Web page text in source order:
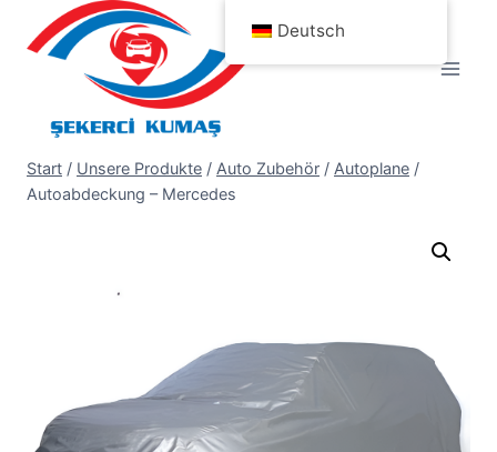
Inhalt
Start / Unsere Produkte / Auto Zubehör / Autoplane /
Autoabdeckung – Mercedes
Deutsch